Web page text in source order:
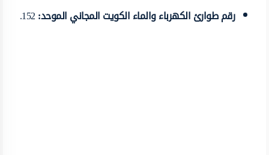
رقم طوارئ الكهرباء والماء الكويت المجاني الموحد:
152.